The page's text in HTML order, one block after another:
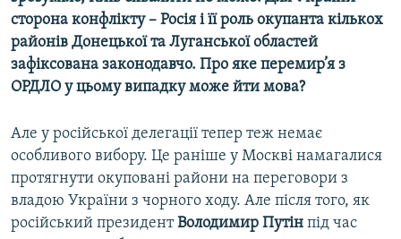
сторона конфлікту – Росія і її роль окупанта кількох
районів Донецької та Луганської областей
зафіксована законодавчо. Про яке перемир’я з
ОРДЛО у цьому випадку може йти мова?
Але у російської делегації тепер теж немає
особливого вибору. Це раніше у Москві намагалися
протягнути окуповані райони на переговори з
владою України з чорного ходу. Але після того, як
російський президентВолодимир Путін під час